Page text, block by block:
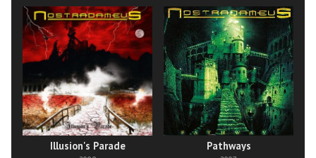
Illusion's Parade Pathways